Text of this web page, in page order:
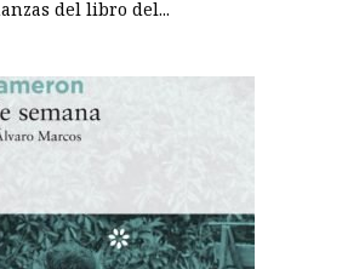
del libro del...